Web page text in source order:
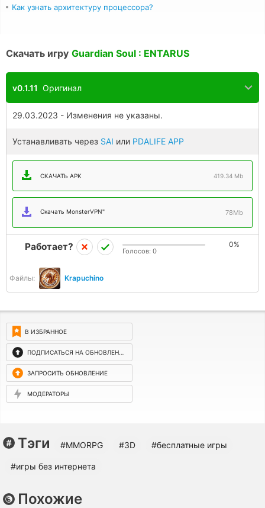
Как узнать архитектуру процессора?
Скачать игру Guardian Soul : ENTARUS
v0.1.11 Оригинал
29.03.2023 - Изменения не указаны.
Устанавливать через SAI или PDALIFE APP
СКАЧАТЬ APK 419.34 Mb
Скачать MonsterVPN" 78Mb
Файлы: Krapuchino
Работает? 0%
Голосов: 0
В ИЗБРАННОЕ
ПОДПИСАТЬСЯ НА ОБНОВЛЕНИЯ
ЗАПРОСИТЬ ОБНОВЛЕНИЕ
МОДЕРАТОРЫ
Тэги #MMORPG #3D #бесплатные игры
#игры без интернета
Похожие